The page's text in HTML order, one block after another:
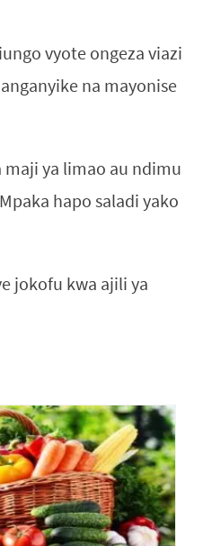
vyote ongeza viazi
na mayonise
ya limao au ndimu
hapo saladi yako
jokofu kwa ajili ya